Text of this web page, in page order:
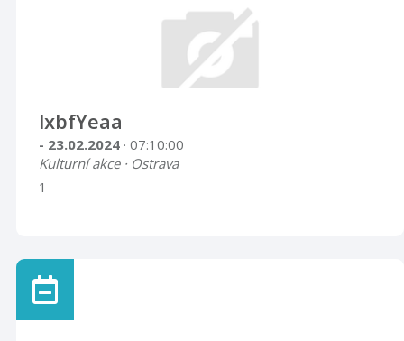
lxbfYeaa
- 23.02.2024 · 07:10:00
Kulturní akce · Ostrava
1